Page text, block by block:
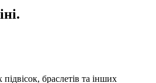
браслетів та інших